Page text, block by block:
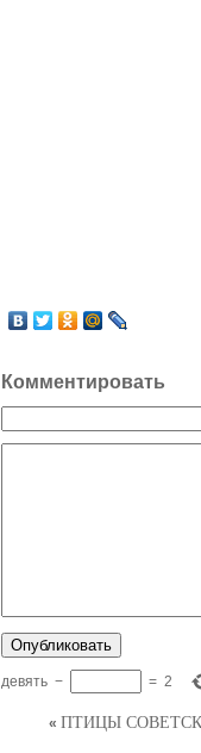
Комментировать
девять − = 2
« ПТИЦЫ